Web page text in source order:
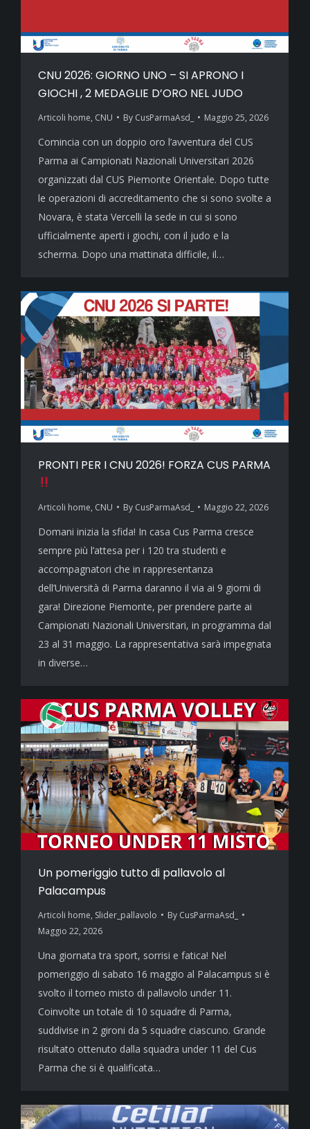
CNU 2026: GIORNO UNO – SI APRONO I
GIOCHI , 2 MEDAGLIE D’ORO NEL JUDO
Articoli home, CNU By CusParmaAsd_ Maggio 25, 2026
Comincia con un doppio oro l’avventura del CUS
Parma ai Campionati Nazionali Universitari 2026
organizzati dal CUS Piemonte Orientale. Dopo tutte
le operazioni di accreditamento che si sono svolte a
Novara, è stata Vercelli la sede in cui si sono
ufficialmente aperti i giochi, con il judo e la
scherma. Dopo una mattinata difficile, il…
PRONTI PER I CNU 2026! FORZA CUS PARMA
Articoli home, CNU By CusParmaAsd_ Maggio 22, 2026
Domani inizia la sfida! In casa Cus Parma cresce
sempre più l’attesa per i 120 tra studenti e
accompagnatori che in rappresentanza
dell’Università di Parma daranno il via ai 9 giorni di
gara! Direzione Piemonte, per prendere parte ai
Campionati Nazionali Universitari, in programma dal
23 al 31 maggio. La rappresentativa sarà impegnata
in diverse…
Un pomeriggio tutto di pallavolo al
Palacampus
Articoli home, Slider_pallavolo By CusParmaAsd_
Maggio 22, 2026
Una giornata tra sport, sorrisi e fatica! Nel
pomeriggio di sabato 16 maggio al Palacampus si è
svolto il torneo misto di pallavolo under 11.
Coinvolte un totale di 10 squadre di Parma,
suddivise in 2 gironi da 5 squadre ciascuno. Grande
risultato ottenuto dalla squadra under 11 del Cus
Parma che si è qualificata…